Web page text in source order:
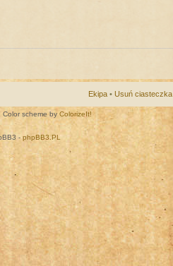
Ekipa • Usuń ciasteczka
scheme by ColorizeIt!
- phpBB3.PL